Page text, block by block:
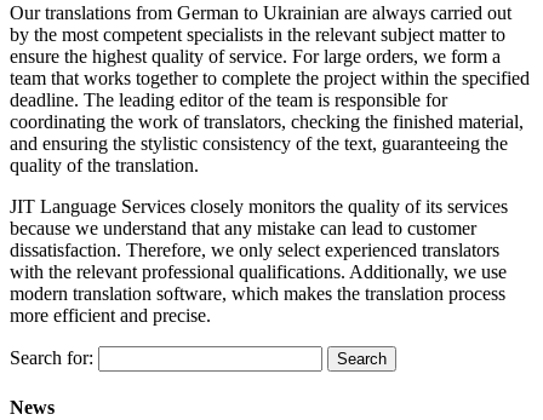
Our translations from German to Ukrainian are always carried out
by the most competent specialists in the relevant subject matter to
ensure the highest quality of service. For large orders, we form a
team that works together to complete the project within the specified
deadline. The leading editor of the team is responsible for
coordinating the work of translators, checking the finished material,
and ensuring the stylistic consistency of the text, guaranteeing the
quality of the translation.
JIT Language Services closely monitors the quality of its services
because we understand that any mistake can lead to customer
dissatisfaction. Therefore, we only select experienced translators
with the relevant professional qualifications. Additionally, we use
modern translation software, which makes the translation process
more efficient and precise.
Search for:
News